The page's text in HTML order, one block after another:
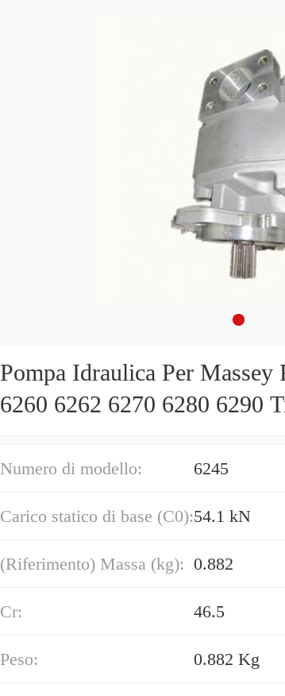
Pompa Idraulica Per Massey
6260 6262 6270 6280 6290
Numero di modello: 6245
Carico statico di base (C0):54.1 kN
(Riferimento) Massa (kg): 0.882
Cr: 46.5
Peso: 0.882 Kg